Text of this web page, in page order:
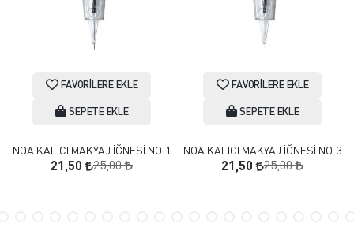
FAVORILERE EKLE
SEPETE EKLE
NOA KALICI MAKYAJ İĞNESİ NO:1
21,50 25,00
FAVORILERE EKLE
SEPETE EKLE
NOA KALICI MAKYAJ İĞNESİ NO:3
21,50 25,00